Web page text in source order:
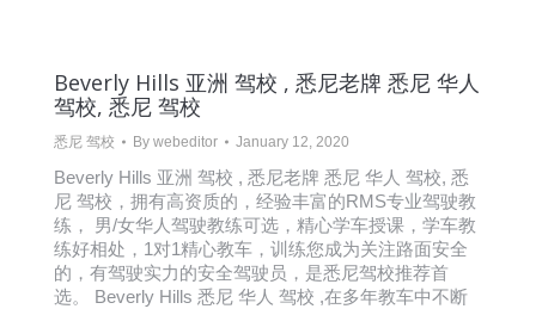
Beverly Hills 亚洲 驾校 , 悉尼老牌 悉尼 华人
驾校, 悉尼 驾校
悉尼 驾校 By webeditor January 12, 2020
Beverly Hills 亚洲 驾校 , 悉尼老牌 悉尼 华人 驾校, 悉
尼 驾校，拥有高资质的，经验丰富的RMS专业驾驶教
练， 男/女华人驾驶教练可选，精心学车授课，学车教
练好相处，1对1精心教车，训练您成为关注路面安全
的，有驾驶实力的安全驾驶员，是悉尼驾校推荐首
选。 Beverly Hills 悉尼 华人 驾校 ,在多年教车中不断